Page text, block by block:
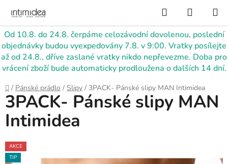
obsah
Od 10.8. do 24.8. čerpáme celozávodní dovolenou, poslední
objednávky budou vyexpedovány 7.8. v 9:00. Vratky posílejte
až od 24.8., dříve zaslané vratky nikdo nepřevezme. Doba pro
vrácení zboží bude automaticky prodloužena o dalších 14 dní.
Hledat
KOŠÍK
Domů
/ Pánské prádlo / Slipy / 3PACK- Pánské slipy MAN Intimidea
3PACK- Pánské slipy MAN
Intimidea
AKCE
TIP